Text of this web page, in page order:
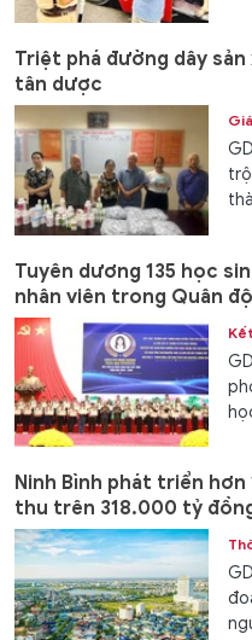
Triệt phá đường dây
tân dược
Tuyên dương 135 học
nhân viên trong Quân
Ninh Bình phát triển hơn
thu trên 318.000 tỷ